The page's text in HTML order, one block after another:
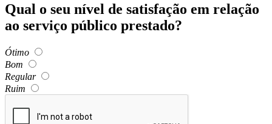
Qual o seu nível de satisfação em relação
ao serviço público prestado?
Ótimo
Bom
Regular
Ruim